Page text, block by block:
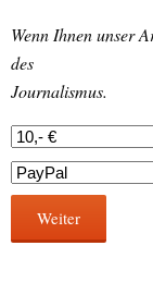
Wenn Ihnen unser
des
Journalismus.
Weiter